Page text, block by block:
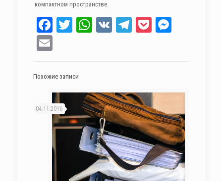
компактном пространстве.
Facebook
TwitterWhatsApp
VK Telegram
Pocket
Похожие записи
04.11.2016